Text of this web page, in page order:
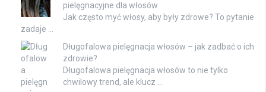
pielęgnacyjne dla włosów
Jak często myć włosy, aby były zdrowe? To pytanie
zadaje …
Długofalowa pielęgnacja włosów – jak zadbać o ich
zdrowie?
Długofalowa pielęgnacja włosów to nie tylko
chwilowy trend, ale klucz …